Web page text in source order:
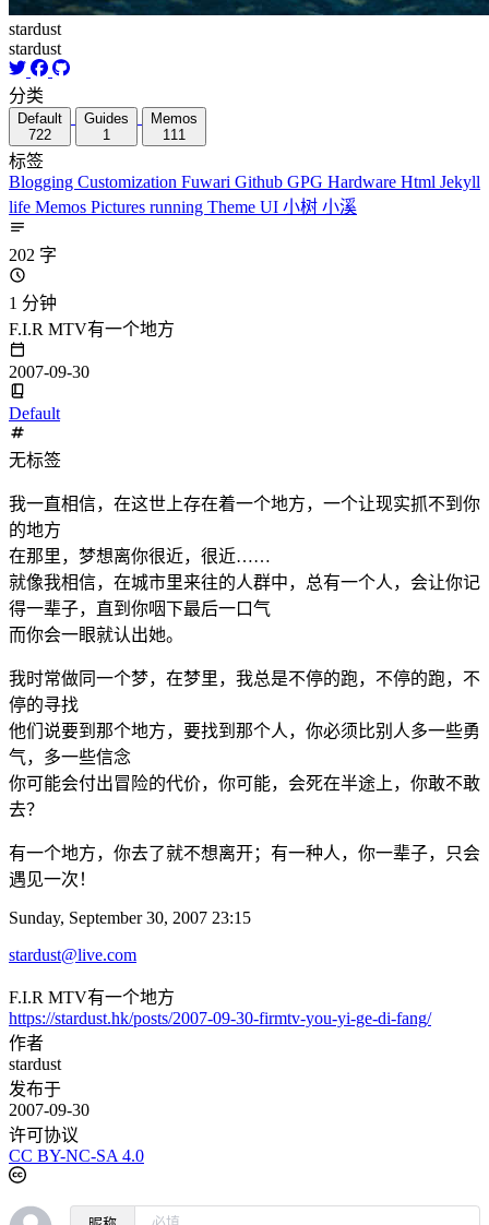
stardust
stardust
分类
Default
722
Guides
1
Memos
111
标签
Blogging Customization Fuwari Github GPG Hardware Html Jekyll
life Memos Pictures running Theme UI 小树 小溪
202 字
1 分钟
F.I.R MTV有一个地方
2007-09-30
Default
无标签
我一直相信，在这世上存在着一个地方，一个让现实抓不到你
的地方
在那里，梦想离你很近，很近……
就像我相信，在城市里来往的人群中，总有一个人，会让你记
得一辈子，直到你咽下最后一口气
而你会一眼就认出她。
我时常做同一个梦，在梦里，我总是不停的跑，不停的跑，不
停的寻找
他们说要到那个地方，要找到那个人，你必须比别人多一些勇
气，多一些信念
你可能会付出冒险的代价，你可能，会死在半途上，你敢不敢
去？
有一个地方，你去了就不想离开；有一种人，你一辈子，只会
遇见一次！
Sunday, September 30, 2007 23:15
stardust@live.com
F.I.R MTV有一个地方
https://stardust.hk/posts/2007-09-30-firmtv-you-yi-ge-di-fang/
作者
stardust
发布于
2007-09-30
许可协议
CC BY-NC-SA 4.0